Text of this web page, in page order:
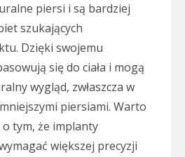
piersi i są bardziej
szukających
Dzięki swojemu
się do ciała i mogą
wygląd, zwłaszcza w
piersiami. Warto
tym, że implanty
większej precyzji